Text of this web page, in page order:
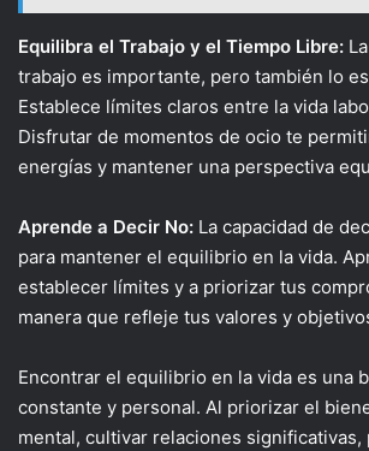
Equilibra el Trabajo y el Tiempo Libre:
trabajo es importante, pero también lo
Establece límites claros entre la vida
Disfrutar de momentos de ocio te
energías y mantener una perspectiva
Aprende a Decir No: La capacidad de
para mantener el equilibrio en la vida.
establecer límites y a priorizar tus
manera que refleje tus valores y
Encontrar el equilibrio en la vida es una
constante y personal. Al priorizar el
mental, cultivar relaciones significativas,